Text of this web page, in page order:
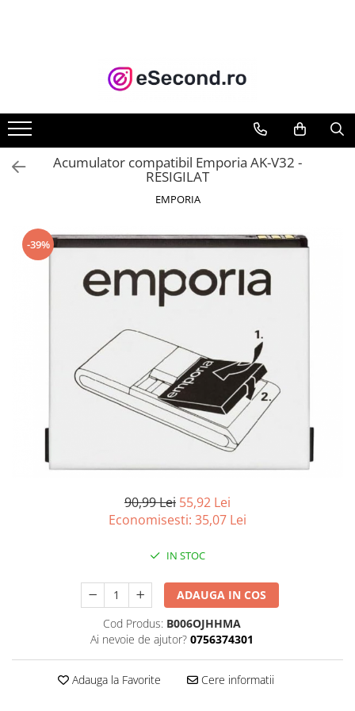
Accesorii Auto
Anvelope & Jante
Covorase auto
Echipamente pentru Atelier
Moto
Reparatii si echipamente auto
Trotinete electrice
Casa, Gradina & Bricolaj
Bucatarie & Servire
Curatenie si intretinere
Jaluzele
Organizare si depozitare
Scule electrice si unelte
Sisteme Incalzire
Acumulator compatibil Emporia AK-V32 -
RESIGILAT
EMPORIA
-39%
90,99 Lei 55,92 Lei
Economisesti: 35,07 Lei
IN STOC
ADAUGA IN COS
Cod Produs: B006OJHHMA
Ai nevoie de ajutor? 0756374301
Adauga la Favorite Cere informatii